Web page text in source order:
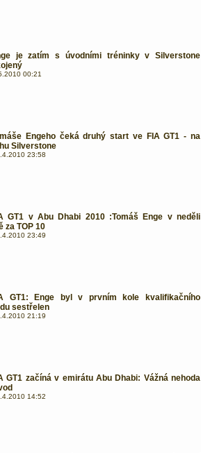
je zatím s úvodními tréninky v Silverstone
00:21
Engeho čeká druhý start ve FIA GT1 - na
Silverstone
23:58
GT1 v Abu Dhabi 2010 :Tomáš Enge v neděli
za TOP 10
23:49
GT1: Enge byl v prvním kole kvalifikačního
sestřelen
21:19
GT1 začíná v emirátu Abu Dhabi: Vážná nehoda
14:52